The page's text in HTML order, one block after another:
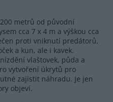
metrů od původní
cca 7 x 4 m a výškou cca
proti vniknutí predátorů,
a kun, ale i kavek.
vlaštovek, půda a
vytvoření úkrytů pro
zajistit náhradu. Je jen
objeví.